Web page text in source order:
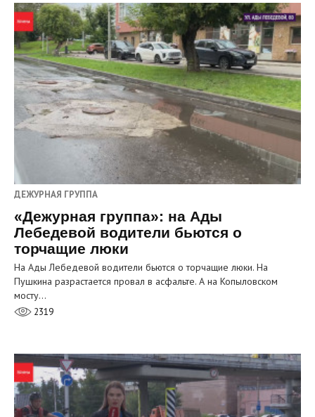
ДЕЖУРНАЯ ГРУППА
«Дежурная группа»: на Ады
Лебедевой водители бьются о
торчащие люки
На Ады Лебедевой водители бьются о торчащие люки. На
Пушкина разрастается провал в асфальте. А на Копыловском
мосту…
2319